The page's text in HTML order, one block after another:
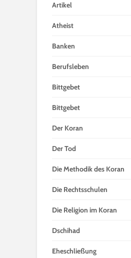
Artikel
Atheist
Banken
Berufsleben
Bittgebet
Bittgebet
Der Koran
Der Tod
Die Methodik des Koran
Die Rechtsschulen
Die Religion im Koran
Dschihad
Eheschließung